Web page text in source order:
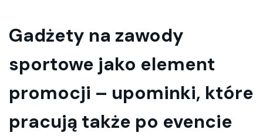
Gadżety na zawody
sportowe jako element
promocji – upominki, które
pracują także po evencie